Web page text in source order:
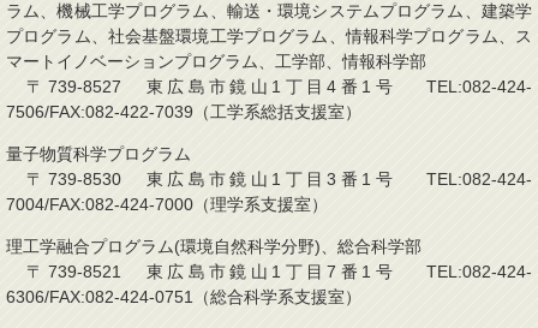
ラム、機械工学プログラム、輸送・環境システムプログラム、建築学
プログラム、社会基盤環境工学プログラム、情報科学プログラム、ス
マートイノベーションプログラム、工学部、情報科学部
〒739-8527 東広島市鏡山1丁目4番1号 TEL:082-424-
7506/FAX:082-422-7039（工学系総括支援室）
量子物質科学プログラム
〒739-8530 東広島市鏡山1丁目3番1号 TEL:082-424-
7004/FAX:082-424-7000（理学系支援室）
理工学融合プログラム(環境自然科学分野)、総合科学部
〒739-8521 東広島市鏡山1丁目7番1号 TEL:082-424-
6306/FAX:082-424-0751（総合科学系支援室）